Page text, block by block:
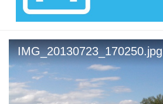
IMG_20130723_170250.jpg